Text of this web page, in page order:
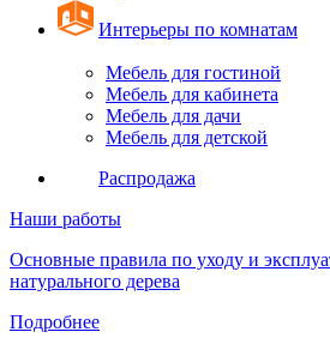
Интерьеры по комнатам
Мебель для гостиной
Мебель для кабинета
Мебель для дачи
Мебель для детской
Распродажа
Наши работы
Основные правила по уходу и
натурального дерева
Подробнее